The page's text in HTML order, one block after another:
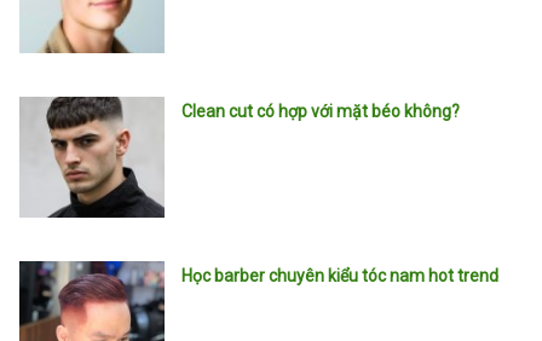
Clean cut có hợp với mặt béo không?
Học barber chuyên kiểu tóc nam hot trend